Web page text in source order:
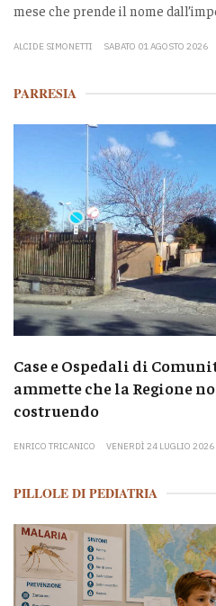
mese che prende il nome
ALCIDE SIMONETTI SABATO 01 AGOSTO 2026
PARRESIA
Case e Ospedali di
ammette che la Regione
costruendo
ENRICO TRICANICO VENERDÌ 24 LUGLIO
PILLOLE DI PEDIATRIA